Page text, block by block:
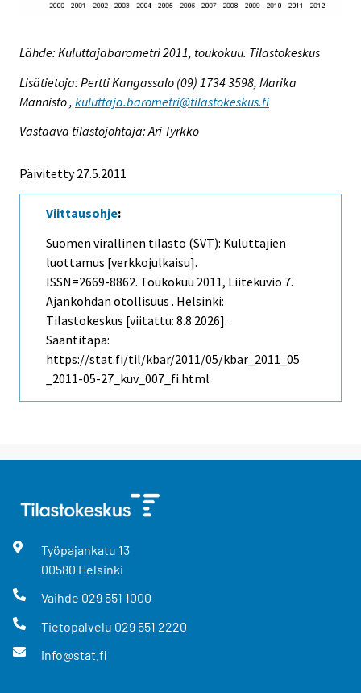
Lähde: Kuluttajabarometri 2011, toukokuu. Tilastokeskus
Lisätietoja: Pertti Kangassalo (09) 1734 3598, Marika
Männistö , kuluttaja.barometri@tilastokeskus.fi
Vastaava tilastojohtaja: Ari Tyrkkö
Päivitetty 27.5.2011
Viittausohje:
Suomen virallinen tilasto (SVT): Kuluttajien
luottamus [verkkojulkaisu].
ISSN=2669-8862. Toukokuu 2011, Liitekuvio 7.
Ajankohdan otollisuus . Helsinki:
Tilastokeskus [viitattu: 8.8.2026].
Saantitapa:
https://stat.fi/til/kbar/2011/05/kbar_2011_05
_2011-05-27_kuv_007_fi.html
Työpajankatu 13
00580 Helsinki
Vaihde 029 551 1000
Tietopalvelu 029 551 2220
info@stat.fi